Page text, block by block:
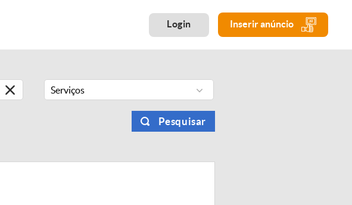
Login Inserir anúncio
Serviços
Pesquisar